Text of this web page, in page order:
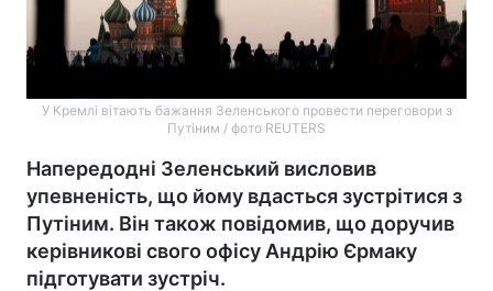
У Кремлі вітають бажання Зеленського провести переговори з
Путіним / фото REUTERS
Напередодні Зеленський висловив
упевненість, що йому вдасться зустрітися з
Путіним. Він також повідомив, що доручив
керівникові свого офісу Андрію Єрмаку
підготувати зустріч.